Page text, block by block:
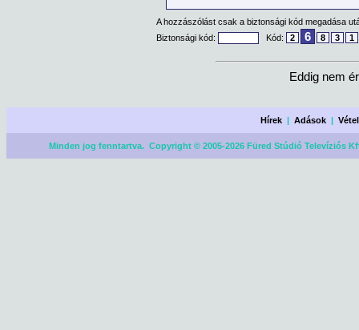
A hozzászólást csak a biztonsági kód megadása
Biztonsági kód:
Kód: 2 6 8 3 1
Eddig nem
Hírek |Adások |
Minden jog fenntartva. Copyright © 2005-2026 Füred Stúdió Televíziós